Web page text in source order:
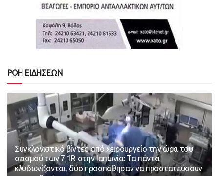
ΡΟΗ ΕΙΔΗΣΕΩΝ
Συγκλονιστικό βίντεο από χειρουργείο την ώρα του
σεισμού των 7,1R στην Ιαπωνία: Τα πάντα
κλυδωνίζονται, δύο προσπάθησαν να προστατεύσουν